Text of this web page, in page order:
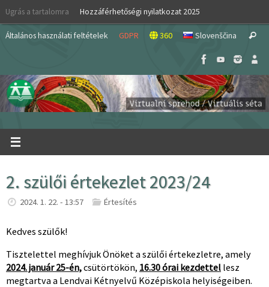
Skip
content
Ugrás a tartalomra Hozzáférhetőségi nyilatkozat 2025
Általános használati feltételek GDPR 360 Slovenščina Search
2. szülői értekezlet 2023/24
2024. 1. 22. - 13:57 Értesítés
Kedves szülők!
Tisztelettel meghívjuk Önöket a szülői értekezletre, amely
2024. január 25-én,csütörtökön, 16.30 órai kezdettel lesz
megtartva a Lendvai Kétnyelvű Középiskola helyiségeiben.